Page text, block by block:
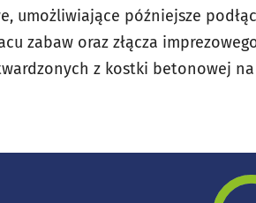
umożliwiające późniejsze
zabaw oraz złącza
z kostki betonowej